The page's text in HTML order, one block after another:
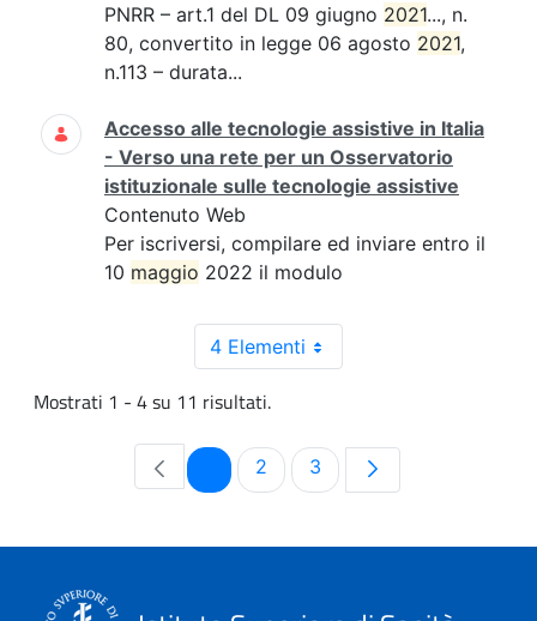
PNRR – art.1 del DL 09 giugno 2021..., n.
80, convertito in legge 06 agosto 2021,
n.113 – durata...
Accesso alle tecnologie assistive in Italia
- Verso una rete per un Osservatorio
istituzionale sulle tecnologie assistive
Contenuto Web
Per iscriversi, compilare ed inviare entro il
10 maggio 2022 il modulo
4 Elementi
Mostrati 1 - 4 su 11 risultati.
PaginaPagina
2 Pagina
3